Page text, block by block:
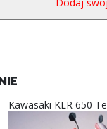
Kawasaki KLR 650